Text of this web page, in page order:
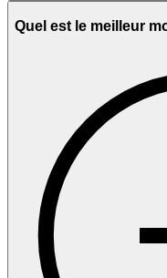
Quel est le meilleur